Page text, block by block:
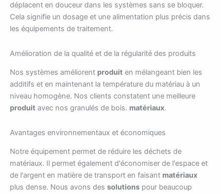
déplacent en douceur dans les systèmes sans se bloquer.
Cela signifie un dosage et une alimentation plus précis dans
les équipements de traitement.
Amélioration de la qualité et de la régularité des produits
Nos systèmes améliorent produit en mélangeant bien les
additifs et en maintenant la température du matériau à un
niveau homogène. Nos clients constatent une meilleure
produit avec nos granulés de bois. matériaux.
Avantages environnementaux et économiques
Notre équipement permet de réduire les déchets de
matériaux. Il permet également d'économiser de l'espace et
de l'argent en matière de transport en faisant matériaux
plus dense. Nous avons des solutions pour beaucoup